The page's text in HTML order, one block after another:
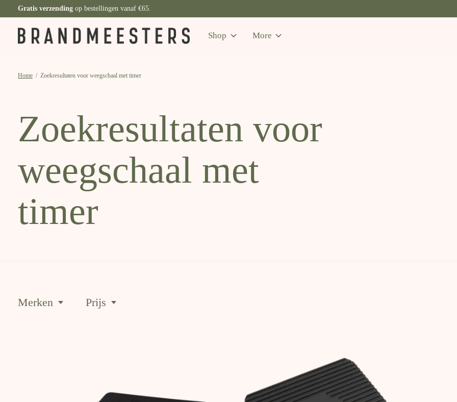
Gratis verzending op bestellingen vanaf €65.
Shop More
Home / Zoekresultaten voor weegschaal met timer
Zoekresultaten voor
weegschaal met
timer
Merken Prijs